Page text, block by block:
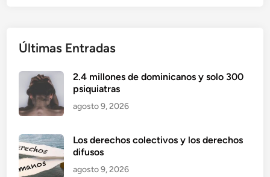
Últimas Entradas
2.4 millones de dominicanos y solo 300
psiquiatras
agosto 9, 2026
Los derechos colectivos y los derechos
difusos
agosto 9, 2026